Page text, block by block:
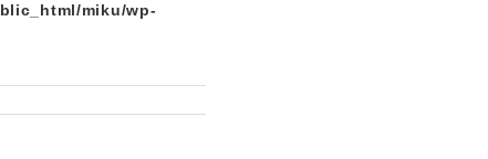
miku/wp-